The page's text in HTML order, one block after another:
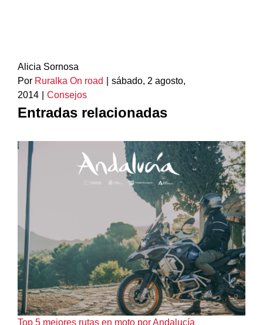
Alicia Sornosa
Por Ruralka On road
sábado, 2 agosto,
2014
Consejos
Entradas relacionadas
Top 5 mejores rutas en moto por Andalucía